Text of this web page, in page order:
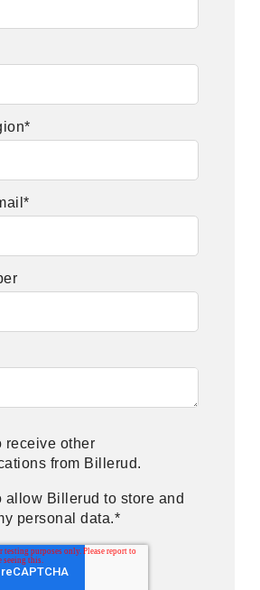
*
*
receive other
from Billerud.
allow Billerud to store and
personal data.*